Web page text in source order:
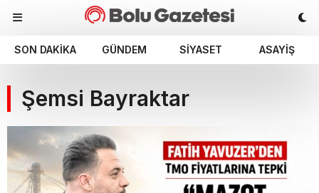
SON DAKIKA GÜNDEM SIYASET ASAYIŞ
Şemsi Bayraktar